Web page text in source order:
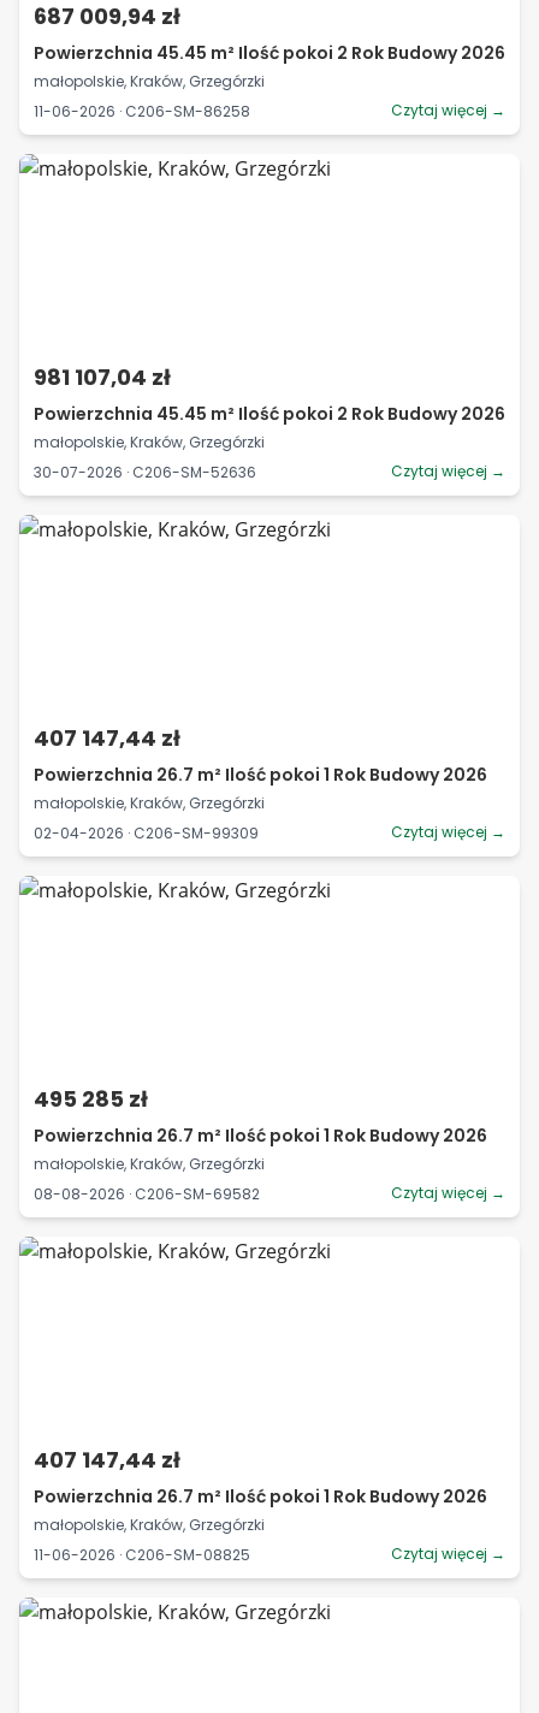
687 009,94 zł
Powierzchnia 45.45 m² Ilość pokoi 2 Rok Budowy 2026
małopolskie, Kraków, Grzegórzki
11-06-2026 · C206-SM-86258
Czytaj więcej →
981 107,04 zł
Powierzchnia 45.45 m² Ilość pokoi 2 Rok Budowy 2026
małopolskie, Kraków, Grzegórzki
30-07-2026 · C206-SM-52636
Czytaj więcej →
407 147,44 zł
Powierzchnia 26.7 m² Ilość pokoi 1 Rok Budowy 2026
małopolskie, Kraków, Grzegórzki
02-04-2026 · C206-SM-99309
Czytaj więcej →
495 285 zł
Powierzchnia 26.7 m² Ilość pokoi 1 Rok Budowy 2026
małopolskie, Kraków, Grzegórzki
08-08-2026 · C206-SM-69582
Czytaj więcej →
407 147,44 zł
Powierzchnia 26.7 m² Ilość pokoi 1 Rok Budowy 2026
małopolskie, Kraków, Grzegórzki
11-06-2026 · C206-SM-08825
Czytaj więcej →